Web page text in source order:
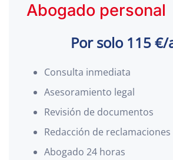
Abogado personal
Por solo 115 €/
Consulta inmediata
Asesoramiento legal
Revisión de documentos
Redacción de reclamaciones
Abogado 24 horas